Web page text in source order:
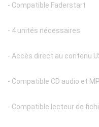
- Compatible Faderstart
- 4 unités nécessaires
- Accès direct au contenu
- Compatible CD audio et
- Compatible lecteur de